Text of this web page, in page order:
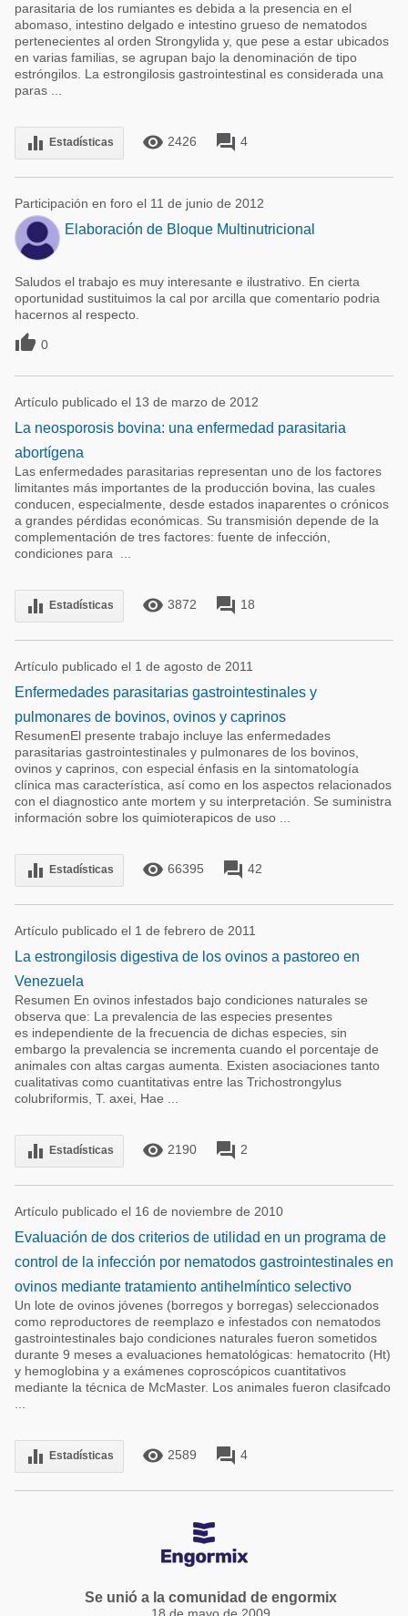
parasitaria de los rumiantes es debida a la presencia en el
abomaso, intestino delgado e intestino grueso de nematodos
pertenecientes al orden Strongylida y, que pese a estar ubicados
en varias familias, se agrupan bajo la denominación de tipo
estróngilos. La estrongilosis gastrointestinal es considerada una
paras ...
equalizer Estadísticas remove_red_eye 2426 forum 4
Participación en foro el 11 de junio de 2012
Elaboración de Bloque Multinutricional
Saludos el trabajo es muy interesante e ilustrativo. En cierta
oportunidad sustituimos la cal por arcilla que comentario podria
hacernos al respecto.
 0
Artículo publicado el 13 de marzo de 2012
La neosporosis bovina: una enfermedad parasitaria
abortígena
Las enfermedades parasitarias representan uno de los factores
limitantes más importantes de la producción bovina, las cuales
conducen, especialmente, desde estados inaparentes o crónicos
a grandes pérdidas económicas. Su transmisión depende de la
complementación de tres factores: fuente de infección,
condiciones para ...
equalizer Estadísticas remove_red_eye 3872 forum 18
Artículo publicado el 1 de agosto de 2011
Enfermedades parasitarias gastrointestinales y
pulmonares de bovinos, ovinos y caprinos
ResumenEl presente trabajo incluye las enfermedades
parasitarias gastrointestinales y pulmonares de los bovinos,
ovinos y caprinos, con especial énfasis en la sintomatología
clínica mas característica, así como en los aspectos relacionados
con el diagnostico ante mortem y su interpretación. Se suministra
información sobre los quimioterapicos de uso ...
equalizer Estadísticas remove_red_eye 66395 forum 42
Artículo publicado el 1 de febrero de 2011
La estrongilosis digestiva de los ovinos a pastoreo en
Venezuela
Resumen En ovinos infestados bajo condiciones naturales se
observa que: La prevalencia de las especies presentes
es independiente de la frecuencia de dichas especies, sin
embargo la prevalencia se incrementa cuando el porcentaje de
animales con altas cargas aumenta. Existen asociaciones tanto
cualitativas como cuantitativas entre las Trichostrongylus
colubriformis, T. axei, Hae ...
equalizer Estadísticas remove_red_eye 2190 forum 2
Artículo publicado el 16 de noviembre de 2010
Evaluación de dos criterios de utilidad en un programa de
control de la infección por nematodos gastrointestinales en
ovinos mediante tratamiento antihelmíntico selectivo
Un lote de ovinos jóvenes (borregos y borregas) seleccionados
como reproductores de reemplazo e infestados con nematodos
gastrointestinales bajo condiciones naturales fueron sometidos
durante 9 meses a evaluaciones hematológicas: hematocrito (Ht)
y hemoglobina y a exámenes coproscópicos cuantitativos
mediante la técnica de McMaster. Los animales fueron clasifcado
equalizer Estadísticas remove_red_eye 2589 forum 4
Se unió a la comunidad de engormix